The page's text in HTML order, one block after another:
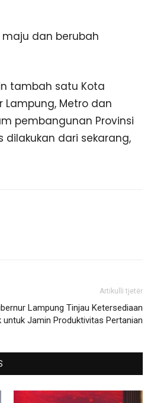
maju dan berubah
tambah satu Kota
Metro dan
pembangunan Provinsi
dari sekarang,
Artikulli tjetër
Lampung Tinjau Ketersediaan
untuk Jamin Produktivitas Pertanian